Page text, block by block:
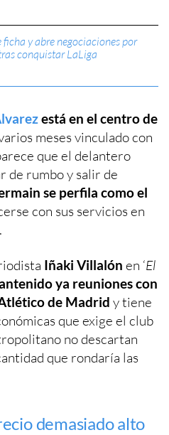
ficha y abre negociaciones por
conquistar LaLiga
está en el centro de
meses vinculado con
que el delantero
de rumbo y salir de
se perfila como el
con sus servicios en
Iñaki Villalón en ‘El
ya reuniones con
de Madrid y tiene
que exige el club
no descartan
que rondaría las
demasiado alto